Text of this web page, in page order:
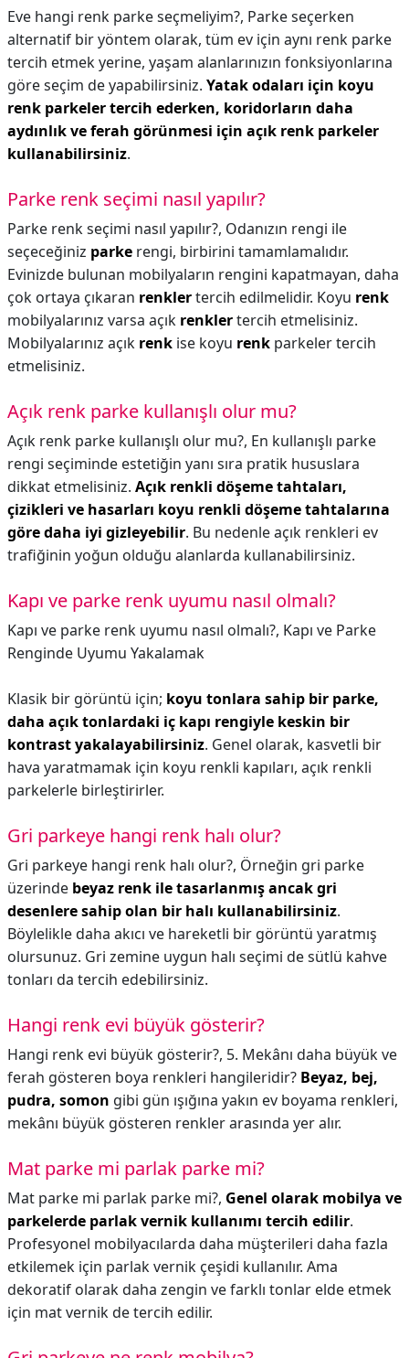
Eve hangi renk parke seçmeliyim?, Parke seçerken
alternatif bir yöntem olarak, tüm ev için aynı renk parke
tercih etmek yerine, yaşam alanlarınızın fonksiyonlarına
göre seçim de yapabilirsiniz. Yatak odaları için koyu
renk parkeler tercih ederken, koridorların daha
aydınlık ve ferah görünmesi için açık renk parkeler
kullanabilirsiniz.
Parke renk seçimi nasıl yapılır?
Parke renk seçimi nasıl yapılır?, Odanızın rengi ile
seçeceğiniz parke rengi, birbirini tamamlamalıdır.
Evinizde bulunan mobilyaların rengini kapatmayan, daha
çok ortaya çıkaran renklertercih edilmelidir. Koyu renk
mobilyalarınız varsa açık renklertercih etmelisiniz.
Mobilyalarınız açık renk ise koyu renk parkeler tercih
etmelisiniz.
Açık renk parke kullanışlı olur mu?
Açık renk parke kullanışlı olur mu?, En kullanışlı parke
rengi seçiminde estetiğin yanı sıra pratik hususlara
dikkat etmelisiniz. Açık renkli döşeme tahtaları,
çizikleri ve hasarları koyu renkli döşeme tahtalarına
göre daha iyi gizleyebilir. Bu nedenle açık renkleri ev
trafiğinin yoğun olduğu alanlarda kullanabilirsiniz.
Kapı ve parke renk uyumu nasıl olmalı?
Kapı ve parke renk uyumu nasıl olmalı?, Kapı ve Parke
Renginde Uyumu Yakalamak
Klasik bir görüntü için; koyu tonlara sahip bir parke,
daha açık tonlardaki iç kapı rengiyle keskin bir
kontrast yakalayabilirsiniz. Genel olarak, kasvetli bir
hava yaratmamak için koyu renkli kapıları, açık renkli
parkelerle birleştirirler.
Gri parkeye hangi renk halı olur?
Gri parkeye hangi renk halı olur?, Örneğin gri parke
üzerinde beyaz renk ile tasarlanmış ancak gri
desenlere sahip olan bir halı kullanabilirsiniz.
Böylelikle daha akıcı ve hareketli bir görüntü yaratmış
olursunuz. Gri zemine uygun halı seçimi de sütlü kahve
tonları da tercih edebilirsiniz.
Hangi renk evi büyük gösterir?
Hangi renk evi büyük gösterir?, 5. Mekânı daha büyük ve
ferah gösteren boya renkleri hangileridir? Beyaz, bej,
pudra, somon gibi gün ışığına yakın ev boyama renkleri,
mekânı büyük gösteren renkler arasında yer alır.
Mat parke mi parlak parke mi?
Mat parke mi parlak parke mi?, Genel olarak mobilya ve
parkelerde parlak vernik kullanımı tercih edilir.
Profesyonel mobilyacılarda daha müşterileri daha fazla
etkilemek için parlak vernik çeşidi kullanılır. Ama
dekoratif olarak daha zengin ve farklı tonlar elde etmek
için mat vernik de tercih edilir.